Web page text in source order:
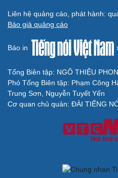
Liên hệ quảng cáo, phát hành:
Báo giá quảng cáo
Báo in
Tổng Biên tập: NGÔ THIỆU
Phó Tổng Biên tập: Phạm Công
Trung Sơn, Nguyễn Tuyết Yến
Cơ quan chủ quản: ĐÀI TIẾNG